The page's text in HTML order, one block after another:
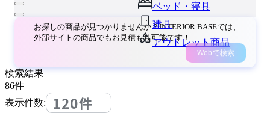
ベッド・寝具
建具
アウトレット商品
お探しの商品が見つかりませんか？INTERIOR BASEでは、
外部サイトの商品でもお見積もり可能です！
Webで検索
検索結果
86件
表示件数:
120件